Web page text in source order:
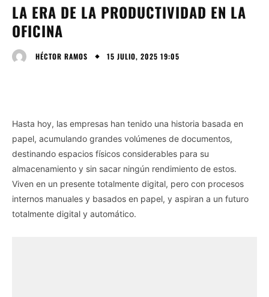
LA ERA DE LA PRODUCTIVIDAD EN LA
OFICINA
HÉCTOR RAMOS 15 JULIO, 2025 19:05
Hasta hoy, las empresas han tenido una historia basada en
papel, acumulando grandes volúmenes de documentos,
destinando espacios físicos considerables para su
almacenamiento y sin sacar ningún rendimiento de estos.
Viven en un presente totalmente digital, pero con procesos
internos manuales y basados en papel, y aspiran a un futuro
totalmente digital y automático.